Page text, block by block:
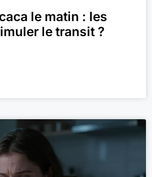
le matin : les
le transit ?